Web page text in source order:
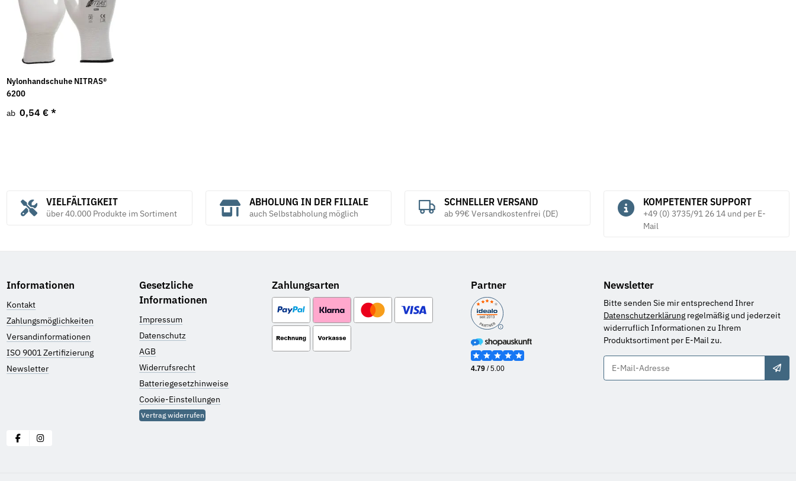
Nylonhandschuhe NITRAS®
6200
ab 0,54 € *
VIELFÄLTIGKEIT
über 40.000 Produkte im Sortiment
ABHOLUNG IN DER FILIALE
auch Selbstabholung möglich
SCHNELLER VERSAND
ab 99€ Versandkostenfrei (DE)
KOMPETENTER SUPPORT
+49 (0) 3735/91 26 14 und per E-
Mail
Informationen
Kontakt
Zahlungsmöglichkeiten
Versandinformationen
ISO 9001 Zertifizierung
Newsletter
Gesetzliche
Informationen
Impressum
Datenschutz
AGB
Widerrufsrecht
Batteriegesetzhinweise
Cookie-Einstellungen
Vertrag widerrufen
Zahlungsarten Partner Newsletter
Bitte senden Sie mir entsprechend Ihrer
Datenschutzerklärung regelmäßig und jederzeit
widerruflich Informationen zu Ihrem
Produktsortiment per E-Mail zu.